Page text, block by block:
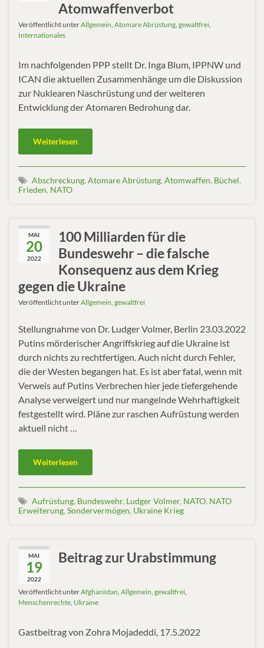
Atomwaffenverbot
Veröffentlicht unterAllgemein Atomare Abrüstung gewaltfrei
Internationales
Im nachfolgenden PPP stellt Dr. Inga Blum, IPPNW und
ICAN die aktuellen Zusammenhänge um die Diskussion
zur Nuklearen Naschrüstung und der weiteren
Entwicklung der Atomaren Bedrohung dar.
Weiterlesen
Abschreckung, Atomare Abrüstung, Atomwaffen, Büchel,
Frieden, NATO
MAI
20
2022
100 Milliarden für die
Bundeswehr – die falsche
Konsequenz aus dem Krieg
gegen die Ukraine
Veröffentlicht unterAllgemein gewaltfrei
Stellungnahme von Dr. Ludger Volmer, Berlin 23.03.2022
Putins mörderischer Angriffskrieg auf die Ukraine ist
durch nichts zu rechtfertigen. Auch nicht durch Fehler,
die der Westen begangen hat. Es ist aber fatal, wenn mit
Verweis auf Putins Verbrechen hier jede tiefergehende
Analyse verweigert und nur mangelnde Wehrhaftigkeit
festgestellt wird. Pläne zur raschen Aufrüstung werden
aktuell nicht …
Weiterlesen
Aufrüstung, Bundeswehr, Ludger Volmer, NATO, NATO
Erweiterung, Sondervermögen, Ukraine Krieg
MAI
19
2022
Beitrag zur Urabstimmung
Veröffentlicht unterAfghanistan Allgemein gewaltfrei
Menschenrechte Ukraine
Gastbeitrag von Zohra Mojadeddi, 17.5.2022